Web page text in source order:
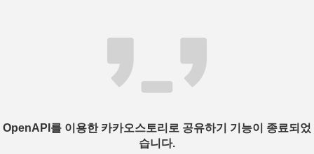
OpenAPI를 이용한 카카오스토리로 공유하기 기능이 종료되었
습니다.